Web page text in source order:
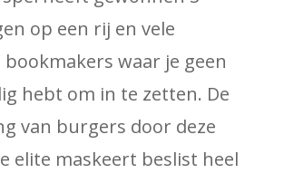
op een rij en vele
waar je geen
hebt om in te zetten. De
van burgers door deze
elite maskeert beslist heel